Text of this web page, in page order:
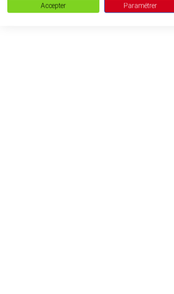
Accepter Paramétrer